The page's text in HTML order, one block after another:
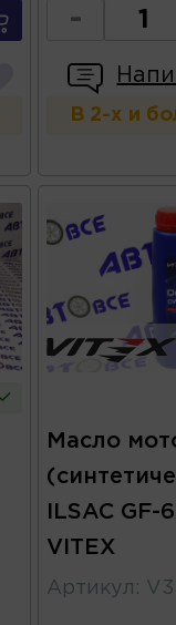
-
В 2-х и
Масло
ILSAC
VITEX
Артикул :